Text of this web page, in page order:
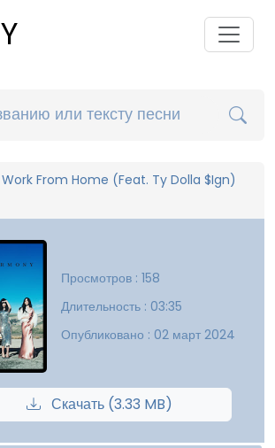
From Home (Feat. Ty Dolla $Ign)
Просмотров : 158
Длительность : 03:35
Опубликовано : 02 март 2024
Скачать (3.33 MB)